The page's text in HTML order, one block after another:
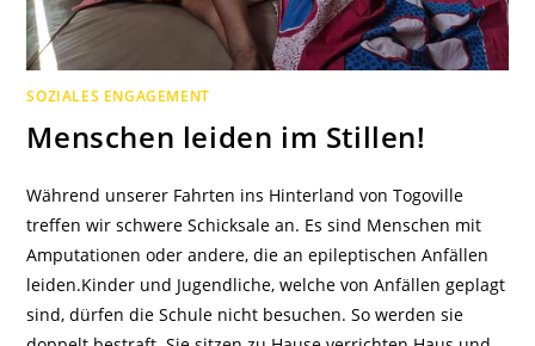
SOZIALES ENGAGEMENT
Menschen leiden im Stillen!
Während unserer Fahrten ins Hinterland von Togoville
treffen wir schwere Schicksale an. Es sind Menschen mit
Amputationen oder andere, die an epileptischen Anfällen
leiden.Kinder und Jugendliche, welche von Anfällen geplagt
sind, dürfen die Schule nicht besuchen. So werden sie